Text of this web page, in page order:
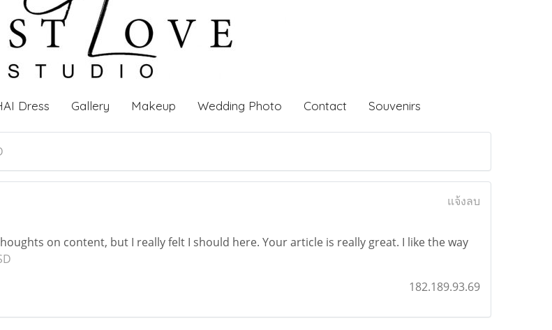
Dress Gallery Makeup Wedding Photo Contact Souvenirs
แจ้งลบ
on content, but I really felt I should here. Your article is really great. I like the way
182.189.93.69